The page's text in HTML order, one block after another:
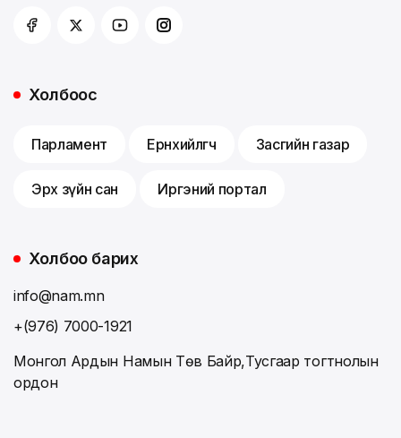
Холбоос
Парламент Ерөнхийлөгч Засгийн газар
Эрх зүйн сан Иргэний портал
Холбоо барих
info@nam.mn
+(976) 7000-1921
Монгол Ардын Намын Төв Байр,Тусгаар тогтнолын
ордон